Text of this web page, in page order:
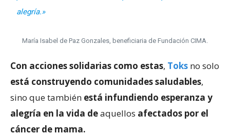
alegría.»
María Isabel de Paz Gonzales, beneficiaria de Fundación CIMA.
Con acciones solidarias como estas, Toks no solo
está construyendo comunidades saludables,
sino que también está infundiendo esperanza y
alegría en la vida deaquellos afectados por el
cáncer de mama.